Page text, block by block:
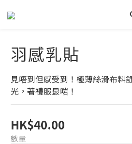
羽感乳貼
見唔到但感受到！極薄絲滑布料
光，著禮服最啱！
HK$40.00
數量